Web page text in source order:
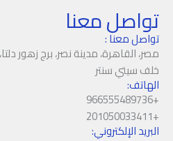
تواصل معنا
تواصل معنا :
خلف سيتي سنتر
الهاتف:
+966555489736
+201050033411
البريد الإلكتروني: